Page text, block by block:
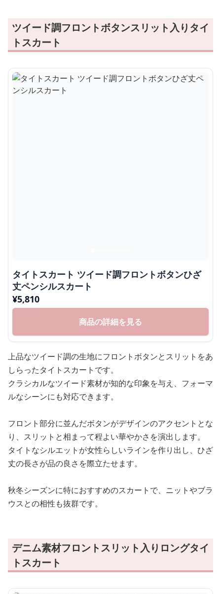
ツイード調フロントボタンスリット入りタイ
トスカート
タイトスカート ツイード調フロントボタンひざ
丈ペンシルスカート
¥5,810
商品の詳細を見る
上品なツイード調の生地にフロントボタンとスリットをあ
しらったタイトスカートです。
クラシカルなツイード素材が知的な印象を与え、フォーマ
ルなシーンにも対応できます。
フロント部分に並んだボタンがデザインのアクセントとな
り、スリットと相まって程よい華やかさを演出します。
タイトなシルエットが女性らしいラインを作り出し、ひざ
丈の長さが品の良さを際立たせます。
秋冬シーズンに特におすすめのスカートで、ニットやブラ
ウスとの相性も抜群です。
デニム素材フロントスリット入りロングタイ
トスカート